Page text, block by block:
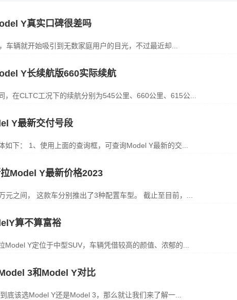
Y真实口碑很差吗
车辆就开始吸引到无数家庭用户的目光，不过最近却...
Y长续航版660实际续航
在CLTC工况下的续航分别为545公里、660公里、615公...
Y最新交付号段
下： 1、使用上面的查询框，可查询Model Y最新的交...
Model Y最新价格2023
之间， 这款车分别推出了3种配置车型。 截止至目前，...
算不算富裕
Y定位于中型SUV，车辆凭借较高的颜值、浓郁的...
3和Model Y对比
底该选Model Y还是Model 3，那么就让我们来了解一...